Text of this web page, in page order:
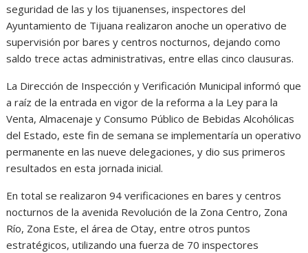
seguridad de las y los tijuanenses, inspectores del
Ayuntamiento de Tijuana realizaron anoche un operativo de
supervisión por bares y centros nocturnos, dejando como
saldo trece actas administrativas, entre ellas cinco clausuras.
La Dirección de Inspección y Verificación Municipal informó que
a raíz de la entrada en vigor de la reforma a la Ley para la
Venta, Almacenaje y Consumo Público de Bebidas Alcohólicas
del Estado, este fin de semana se implementaría un operativo
permanente en las nueve delegaciones, y dio sus primeros
resultados en esta jornada inicial.
En total se realizaron 94 verificaciones en bares y centros
nocturnos de la avenida Revolución de la Zona Centro, Zona
Río, Zona Este, el área de Otay, entre otros puntos
estratégicos, utilizando una fuerza de 70 inspectores